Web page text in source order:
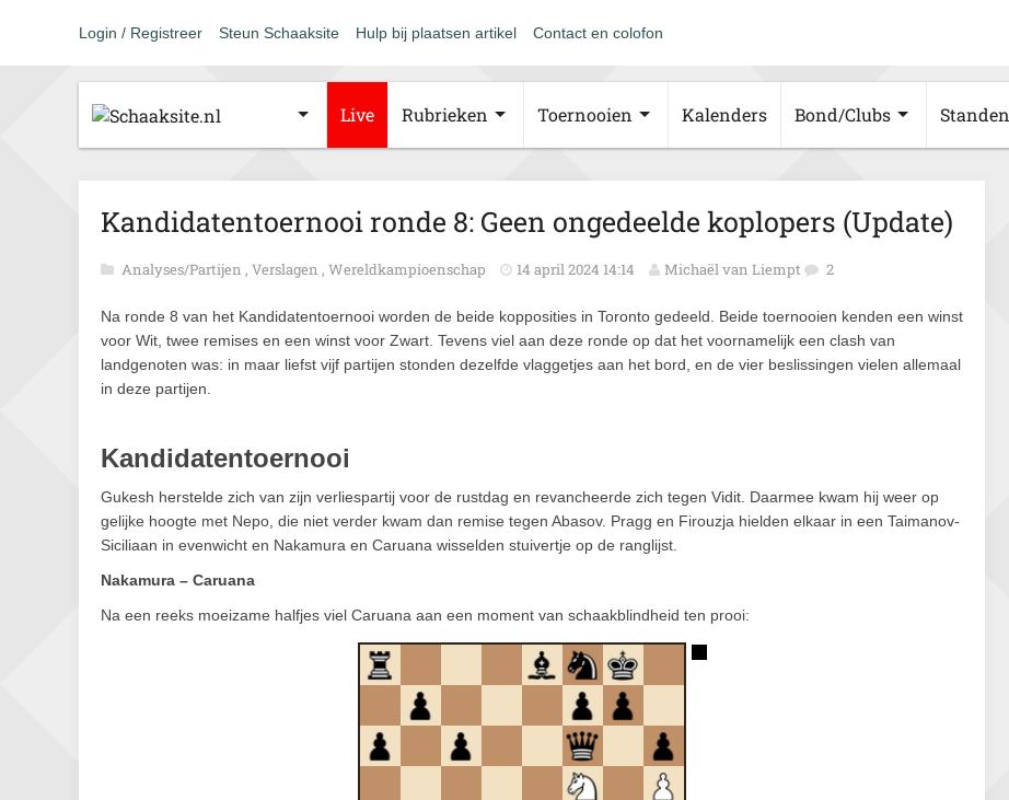
Login / Registreer Steun Schaaksite Hulp bij plaatsen artikel Contact en colofon
Live Rubrieken Toernooien Kalenders Bond/Clubs Standen
Kandidatentoernooi ronde 8: Geen ongedeelde koplopers (Update)
Analyses/Partijen , Verslagen , Wereldkampioenschap 14 april 2024 14:14 Michaël van Liempt 2
Na ronde 8 van het Kandidatentoernooi worden de beide kopposities in Toronto gedeeld. Beide toernooien kenden een winst
voor Wit, twee remises en een winst voor Zwart. Tevens viel aan deze ronde op dat het voornamelijk een clash van
landgenoten was: in maar liefst vijf partijen stonden dezelfde vlaggetjes aan het bord, en de vier beslissingen vielen allemaal
in deze partijen.
Kandidatentoernooi
Gukesh herstelde zich van zijn verliespartij voor de rustdag en revancheerde zich tegen Vidit. Daarmee kwam hij weer op
gelijke hoogte met Nepo, die niet verder kwam dan remise tegen Abasov. Pragg en Firouzja hielden elkaar in een Taimanov-
Siciliaan in evenwicht en Nakamura en Caruana wisselden stuivertje op de ranglijst.
Nakamura – Caruana
Na een reeks moeizame halfjes viel Caruana aan een moment van schaakblindheid ten prooi: